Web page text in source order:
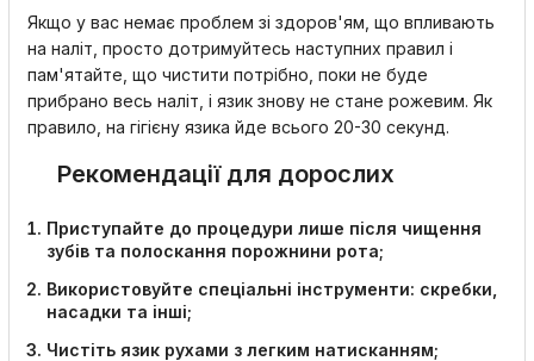
Якщо у вас немає проблем зі здоров'ям, що впливають
на наліт, просто дотримуйтесь наступних правил і
пам'ятайте, що чистити потрібно, поки не буде
прибрано весь наліт, і язик знову не стане рожевим. Як
правило, на гігієну язика йде всього 20-30 секунд.
Рекомендації для дорослих
Приступайте до процедури лише після чищення
зубів та полоскання порожнини рота;
Використовуйте спеціальні інструменти: скребки,
насадки та інші;
Чистіть язик рухами з легким натисканням;